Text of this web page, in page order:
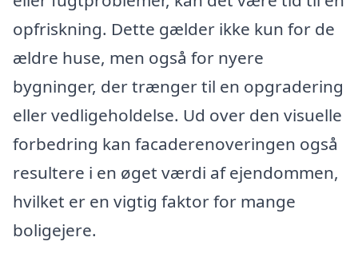
opfriskning. Dette gælder ikke kun for de
ældre huse, men også for nyere
bygninger, der trænger til en opgradering
eller vedligeholdelse. Ud over den visuelle
forbedring kan facaderenoveringen også
resultere i en øget værdi af ejendommen,
hvilket er en vigtig faktor for mange
boligejere.